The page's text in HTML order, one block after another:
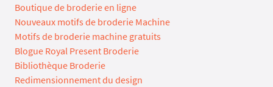
Boutique de broderie en ligne
Nouveaux motifs de broderie Machine
Motifs de broderie machine gratuits
Blogue Royal Present Broderie
Bibliothèque Broderie
Redimensionnement du design